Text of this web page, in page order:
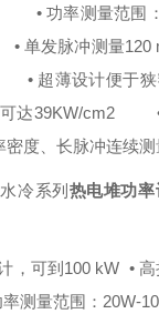
量范围：
冲测量120
超薄设计便于狭
可达39KW/cm2
密度、长脉冲连续
冷系列 热电堆功
，可到100 kW •
率测量范围：20W-